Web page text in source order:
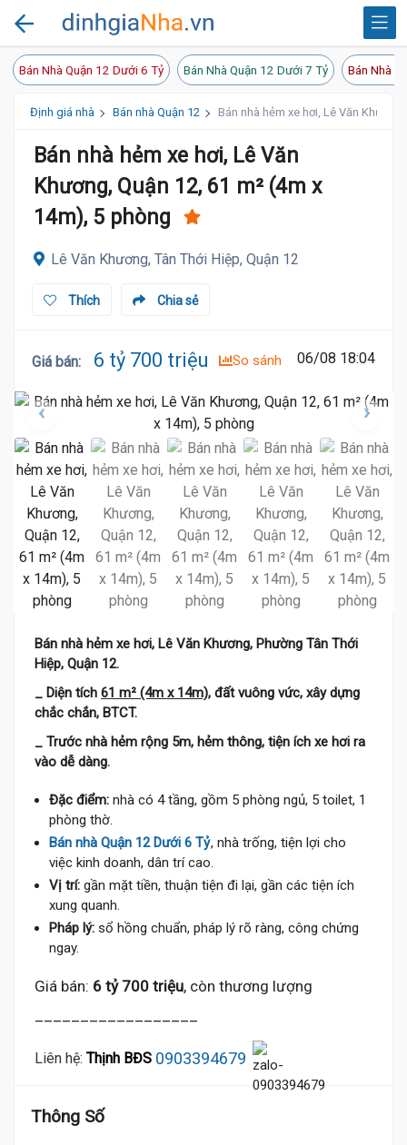
Bán Nhà Quận 12 Dưới 6 Tỷ Bán Nhà Quận 12 Dưới 7 Tỷ Bán Nhà
Định giá nhà Bán nhà Quận 12 Bán nhà hẻm xe hơi, Lê Văn
Bán nhà hẻm xe hơi, Lê Văn
Khương, Quận 12, 61 m² (4m x
14m), 5 phòng
Lê Văn Khương, Tân Thới Hiệp, Quận 12
Chia sẻ
Thích
Giá bán: 6 tỷ 700 triệu So sánh 06/08 18:04
Bán nhà hẻm xe hơi, Lê Văn Khương, Phường Tân Thới
Hiệp, Quận 12.
_ Diện tích 61 m² (4m x 14m), đất vuông vức, xây dựng
chắc chắn, BTCT.
_ Trước nhà hẻm rộng 5m, hẻm thông, tiện ích xe hơi ra
vào dễ dàng.
Đặc điểm: nhà có 4 tầng, gồm 5 phòng ngủ, 5 toilet, 1
phòng thờ.
Bán nhà Quận 12 Dưới 6 Tỷ, nhà trống, tiện lợi cho
việc kinh doanh, dân trí cao.
Vị trí: gần mặt tiền, thuận tiện đi lại, gần các tiện ích
xung quanh.
Pháp lý: sổ hồng chuẩn, pháp lý rõ ràng, công chứng
ngay.
Giá bán: 6 tỷ 700 triệu, còn thương lượng
Liên hệ: Thịnh BĐS 0903394679
Thông Số